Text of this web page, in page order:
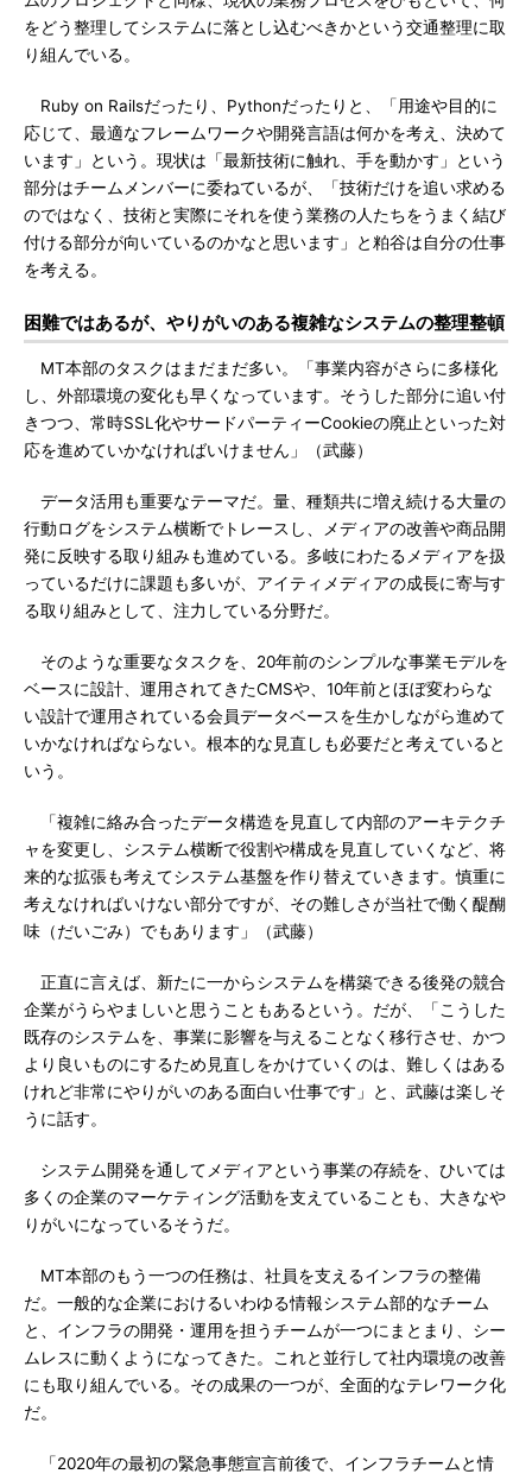
をどう整理してシステムに落とし込むべきかという交通整理に取
り組んでいる。
Ruby on Railsだったり、Pythonだったりと、「用途や目的に
応じて、最適なフレームワークや開発言語は何かを考え、決めて
います」という。現状は「最新技術に触れ、手を動かす」という
部分はチームメンバーに委ねているが、「技術だけを追い求める
のではなく、技術と実際にそれを使う業務の人たちをうまく結び
付ける部分が向いているのかなと思います」と粕谷は自分の仕事
を考える。
困難ではあるが、やりがいのある複雑なシステムの整理整頓
MT本部のタスクはまだまだ多い。「事業内容がさらに多様化
し、外部環境の変化も早くなっています。そうした部分に追い付
きつつ、常時SSL化やサードパーティーCookieの廃止といった対
応を進めていかなければいけません」（武藤）
データ活用も重要なテーマだ。量、種類共に増え続ける大量の
行動ログをシステム横断でトレースし、メディアの改善や商品開
発に反映する取り組みも進めている。多岐にわたるメディアを扱
っているだけに課題も多いが、アイティメディアの成長に寄与す
る取り組みとして、注力している分野だ。
そのような重要なタスクを、20年前のシンプルな事業モデルを
ベースに設計、運用されてきたCMSや、10年前とほぼ変わらな
い設計で運用されている会員データベースを生かしながら進めて
いかなければならない。根本的な見直しも必要だと考えていると
いう。
「複雑に絡み合ったデータ構造を見直して内部のアーキテクチ
ャを変更し、システム横断で役割や構成を見直していくなど、将
来的な拡張も考えてシステム基盤を作り替えていきます。慎重に
考えなければいけない部分ですが、その難しさが当社で働く醍醐
味（だいごみ）でもあります」（武藤）
正直に言えば、新たに一からシステムを構築できる後発の競合
企業がうらやましいと思うこともあるという。だが、「こうした
既存のシステムを、事業に影響を与えることなく移行させ、かつ
より良いものにするため見直しをかけていくのは、難しくはある
けれど非常にやりがいのある面白い仕事です」と、武藤は楽しそ
うに話す。
システム開発を通してメディアという事業の存続を、ひいては
多くの企業のマーケティング活動を支えていることも、大きなや
りがいになっているそうだ。
MT本部のもう一つの任務は、社員を支えるインフラの整備
だ。一般的な企業におけるいわゆる情報システム部的なチーム
と、インフラの開発・運用を担うチームが一つにまとまり、シー
ムレスに動くようになってきた。これと並行して社内環境の改善
にも取り組んでいる。その成果の一つが、全面的なテレワーク化
だ。
「2020年の最初の緊急事態宣言前後で、インフラチームと情